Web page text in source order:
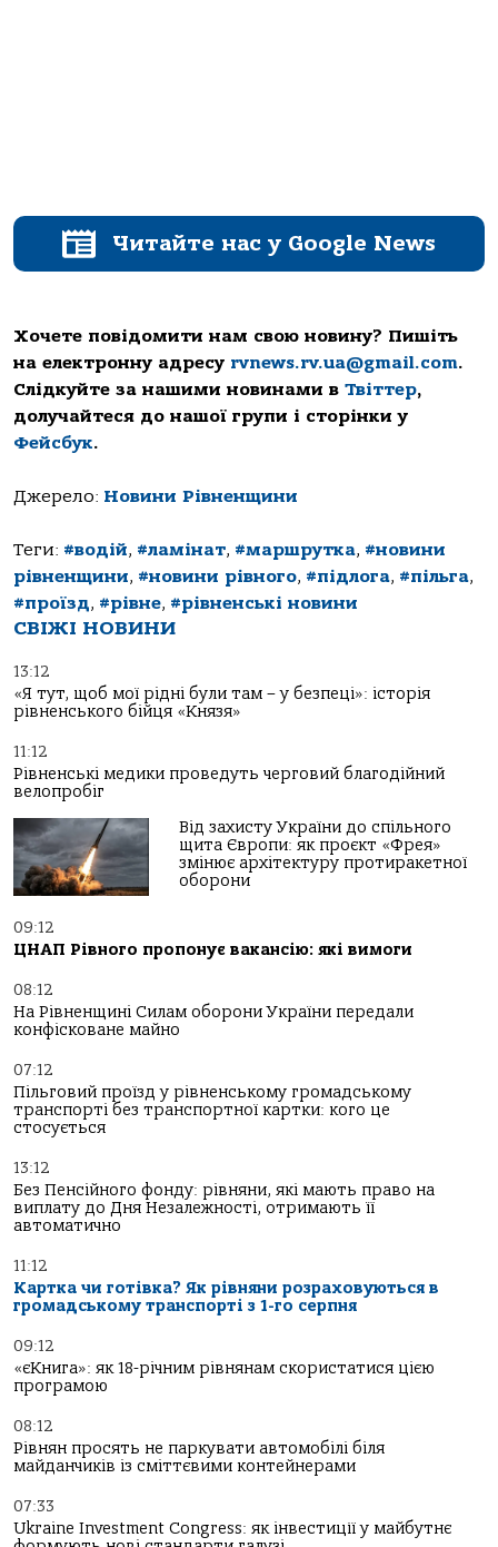
Читайте нас у Google News
Хочете повідомити нам свою новину? Пишіть
на електронну адресу rvnews.rv.ua@gmail.com.
Слідкуйте за нашими новинами в Твіттер,
долучайтеся до нашої групи і сторінки у
Фейсбук.
Джерело: Новини Рівненщини
Теги: #водій, #ламінат, #маршрутка, #новини
рівненщини, #новини рівного, #підлога, #пільга,
#проїзд, #рівне, #рівненські новини
СВІЖІ НОВИНИ
13:12
«Я тут, щоб мої рідні були там – у безпеці»: історія
рівненського бійця «Князя»
11:12
Рівненські медики проведуть черговий благодійний
велопробіг
Від захисту України до спільного
щита Європи: як проєкт «Фрея»
змінює архітектуру протиракетної
оборони
09:12
ЦНАП Рівного пропонує вакансію: які вимоги
08:12
На Рівненщині Силам оборони України передали
конфісковане майно
07:12
Пільговий проїзд у рівненському громадському
транспорті без транспортної картки: кого це
стосується
13:12
Без Пенсійного фонду: рівняни, які мають право на
виплату до Дня Незалежності, отримають її
автоматично
11:12
Картка чи готівка? Як рівняни розраховуються в
громадському транспорті з 1-го серпня
09:12
«єКнига»: як 18-річним рівнянам скористатися цією
програмою
08:12
Рівнян просять не паркувати автомобілі біля
майданчиків із сміттєвими контейнерами
07:33
Ukraine Investment Congress: як інвестиції у майбутнє